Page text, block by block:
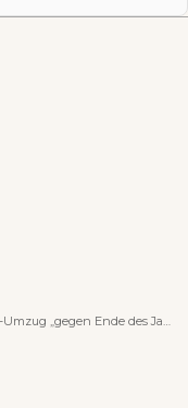
„gegen Ende des Jahres“